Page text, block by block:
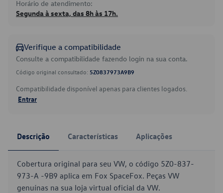
Horário de atendimento:
Segunda à sexta, das 8h às 17h.
Verifique a compatibilidade
Consulte a compatibilidade fazendo login na sua conta.
Código original consultado: 5Z0837973A9B9
Compatibilidade disponível apenas para clientes logados.
Entrar
Descrição Características Aplicações
Cobertura original para seu VW, o código 5Z0-837-
973-A -9B9 aplica em Fox SpaceFox. Peças VW
genuínas na sua loja virtual oficial da VW.